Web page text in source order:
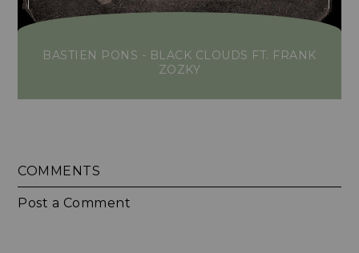
BASTIEN PONS - BLACK CLOUDS FT. FRANK
ZOZKY
COMMENTS
Post a Comment